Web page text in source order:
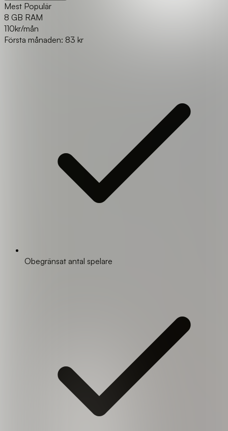
Mest Populär
8 GB RAM
110kr/mån
Första månaden: 83 kr
Obegränsat antal spelare